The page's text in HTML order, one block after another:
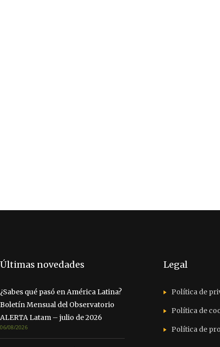
Últimas novedades
¿Sabes qué pasó en América Latina?
Boletín Mensual del Observatorio
ALERTA Latam – julio de 2026
06/08/2026
Legal
Política de
Política de
Política de